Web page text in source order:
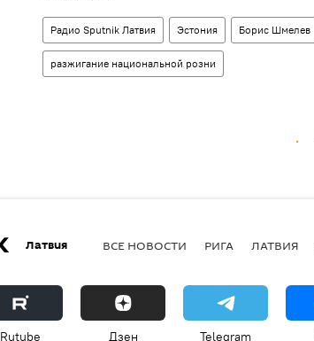
Радио Sputnik Латвия Эстония Борис Шмелев
разжигание национальной розни
Латвия ВСЕ НОВОСТИ РИГА ЛАТВИЯ
Rutube Дзен Telegram